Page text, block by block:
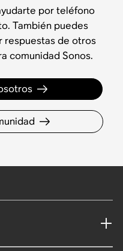
por teléfono
También puedes
respuestas de otros
comunidad Sonos.